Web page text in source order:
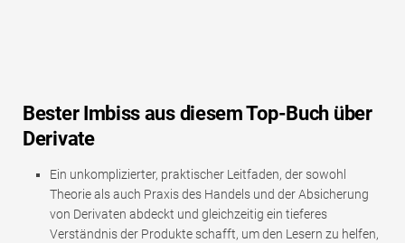
Bester Imbiss aus diesem Top-Buch über
Derivate
Ein unkomplizierter, praktischer Leitfaden, der sowohl
Theorie als auch Praxis des Handels und der Absicherung
von Derivaten abdeckt und gleichzeitig ein tieferes
Verständnis der Produkte schafft, um den Lesern zu helfen,